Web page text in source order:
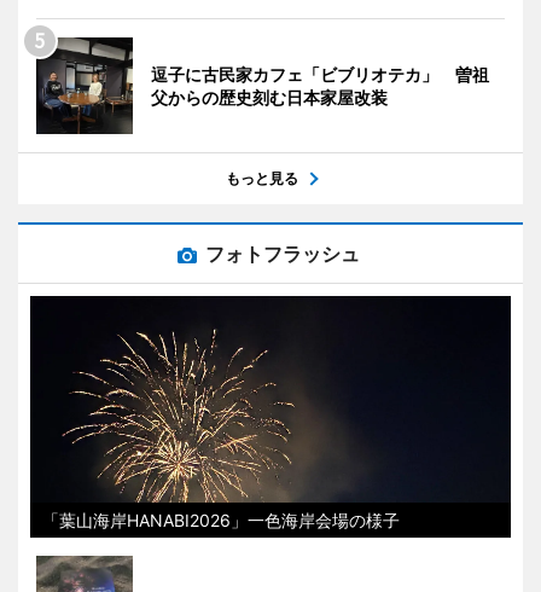
逗子に古民家カフェ「ビブリオテカ」 曽祖
父からの歴史刻む日本家屋改装
もっと見る
フォトフラッシュ
「葉山海岸HANABI2026」一色海岸会場の様子